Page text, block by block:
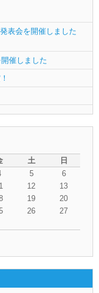
表会を開催しました
催しました
土
日
5
6
12
13
19
20
26
27